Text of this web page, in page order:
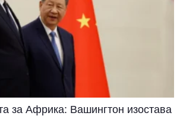
за Африка: Вашингтон изостава